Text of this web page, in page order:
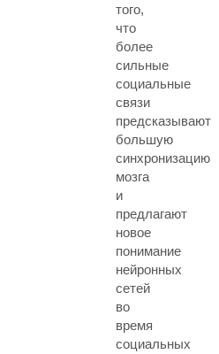
того,
что
более
сильные
социальные
связи
предсказывают
большую
синхронизацию
мозга
и
предлагают
новое
понимание
нейронных
сетей
во
время
социальных